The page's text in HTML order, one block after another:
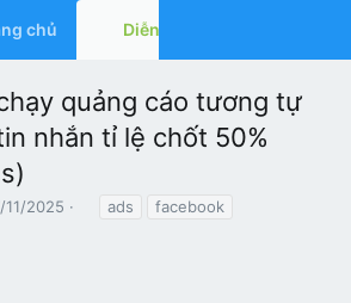
chủ Diễn đàn
quảng cáo tương tự
nhắn tỉ lệ chốt 50%
11/2025 ads
facebook